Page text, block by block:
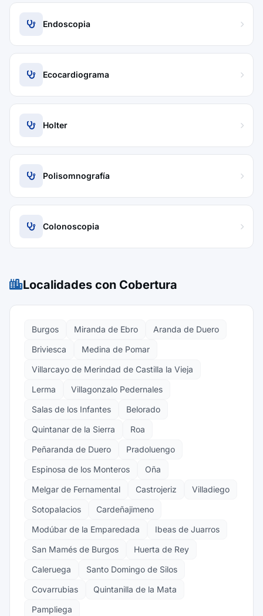
Endoscopia
Ecocardiograma
Holter
Polisomnografía
Colonoscopia
Localidades con Cobertura
Burgos Miranda de Ebro
Aranda de Duero
Briviesca
Medina de Pomar
Villarcayo de Merindad de Castilla la Vieja
Lerma
Villagonzalo Pedernales
Salas de los Infantes
Belorado
Quintanar de la Sierra
Roa
Peñaranda de Duero
Pradoluengo
Espinosa de los Monteros
Oña
Melgar de Fernamental
Castrojeriz
Villadiego
Sotopalacios
Cardeñajimeno
Modúbar de la Emparedada
Ibeas de Juarros
San Mamés de Burgos
Huerta de Rey
Caleruega
Santo Domingo de Silos
Covarrubias
Quintanilla de la Mata
Pampliega